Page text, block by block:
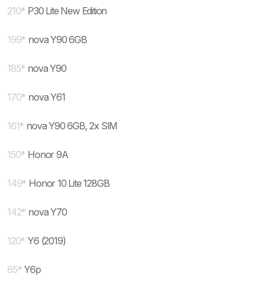
210* P30 Lite New Edition
199* nova Y90 6GB
185* nova Y90
170* nova Y61
161* nova Y90 6GB, 2x SIM
150* Honor 9A
149* Honor 10 Lite 128GB
142* nova Y70
120* Y6 (2019)
85* Y6p